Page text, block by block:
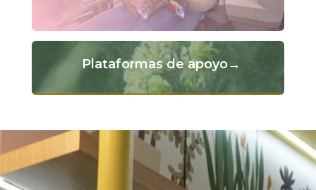
Plataformas de apoyo→